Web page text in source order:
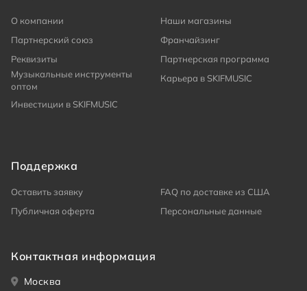
О компании
Наши магазины
Партнерский союз
Франчайзинг
Реквизиты
Партнерская программа
Музыкальные инструменты
оптом
Карьера в SKIFMUSIC
Инвестиции в SKIFMUSIC
Поддержка
Оставить заявку
FAQ по доставке из США
Публичная оферта
Персональные данные
Контактная информация
Москва